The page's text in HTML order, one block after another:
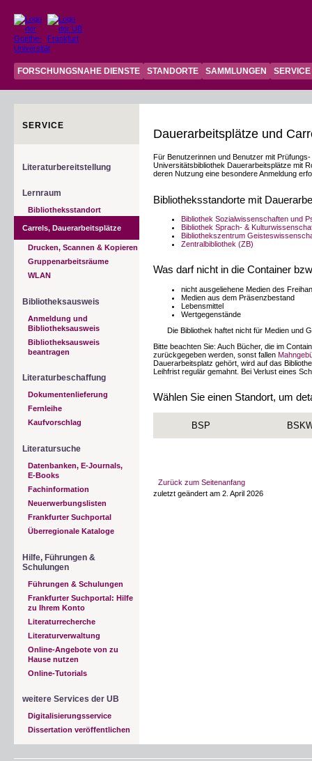
FORSCHUNGSNAHE DIENSTE STANDORTE SAMMLUNGEN SERVICE
SERVICE
Literaturbereitstellung
Lernraum
Bibliotheksstandort
Carrels, Dauerarbeitsplätze
Drucken, Scannen & Kopieren
Gruppenarbeitsräume
WLAN
Bibliotheksausweis
Anmeldung und
Bibliotheksausweis
Bibliotheksausweis
beantragen
Literaturbeschaffung
Dokumentenlieferung
Fernleihe
Kaufvorschlag
Literatursuche
Datenbanken, E-Journals,
E-Books
Fachinformation
Neuerwerbungslisten
Frankfurter Suchportal
Überregionale Kataloge
Hilfe, Führungen &
Schulungen
Führungen & Schulungen
Frankfurter Suchportal: Hilfe
zu Ihrem Konto
Literaturrecherche
Literaturverwaltung
Online-Angebote von zu
Hause nutzen
Online-Tutorials
weitere Services der UB
Digitalisierungsservice
Dissertation veröffentlichen
Dauerarbeitsplätze und
Für Benutzerinnen und Benutzer mit
Universitätsbibliothek Dauerarbeitsplätze mit
deren Nutzung eine besondere Anmeldung
Bibliotheksstandorte mit
Bibliothek Sozialwissenschaften und
Bibliothek Sprach- &
Bibliothekszentrum
Zentralbibliothek (ZB)
Was darf nicht in die Container
nicht ausgeliehene Medien des
Medien aus dem Präsenzbestand
Lebensmittel
Wertgegenstände
Die Bibliothek haftet nicht für Medien und
Bitte beachten Sie: Auch Bücher, die im
zurückgegeben werden, sonst fallen
Dauerarbeitsplatz gehört, wird auf das
Leihfrist regulär gemahnt. Bei Verlust eines
Wählen Sie einen Standort, um
BSP
Zurück zum Seitenanfang
zuletzt geändert am 2. April 2026